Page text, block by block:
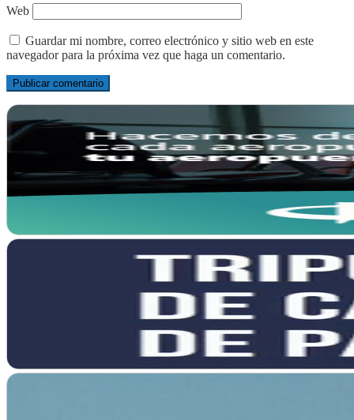
Web
Guardar mi nombre, correo electrónico y sitio web en este
navegador para la próxima vez que haga un comentario.